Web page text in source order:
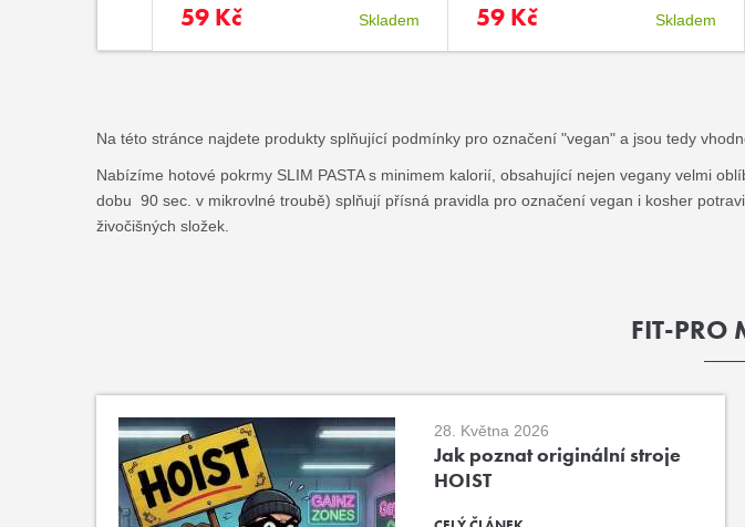
59 Kč Skladem 59 Kč Skladem
Na této stránce najdete produkty splňující podmínky pro označení "vegan" a jsou tedy
Nabízíme hotové pokrmy SLIM PASTA s minimem kalorií, obsahující nejen vegany velmi
dobu 90 sec. v mikrovlné troubě) splňují přísná pravidla pro označení vegan i kosher
živočišných složek.
FIT-PRO
28. Května 2026
Jak poznat originální stroje
HOIST